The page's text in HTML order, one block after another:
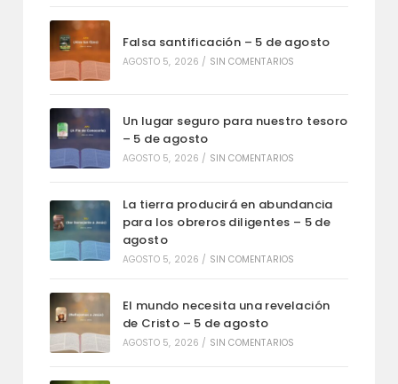
Falsa santificación – 5 de agosto
AGOSTO 5, 2026 / SIN COMENTARIOS
Un lugar seguro para nuestro tesoro
– 5 de agosto
AGOSTO 5, 2026 / SIN COMENTARIOS
La tierra producirá en abundancia
para los obreros diligentes – 5 de
agosto
AGOSTO 5, 2026 / SIN COMENTARIOS
El mundo necesita una revelación
de Cristo – 5 de agosto
AGOSTO 5, 2026 / SIN COMENTARIOS